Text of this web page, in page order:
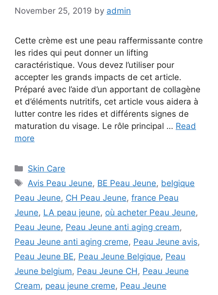
November 25, 2019 by admin
Cette crème est une peau raffermissante contre
les rides qui peut donner un lifting
caractéristique. Vous devez l’utiliser pour
accepter les grands impacts de cet article.
Préparé avec l’aide d’un apportant de collagène
et d’éléments nutritifs, cet article vous aidera à
lutter contre les rides et différents signes de
maturation du visage. Le rôle principal … Read
more
Categories
Skin Care
Tags
Avis Peau Jeune, BE Peau Jeune, belgique
Peau Jeune, CH Peau Jeune, france Peau
Jeune, LA peau jeune, où acheter Peau Jeune,
Peau Jeune, Peau Jeune anti aging cream,
Peau Jeune anti aging creme, Peau Jeune avis,
Peau Jeune BE, Peau Jeune Belgique, Peau
Jeune belgium, Peau Jeune CH, Peau Jeune
Cream, peau jeune creme, Peau Jeune